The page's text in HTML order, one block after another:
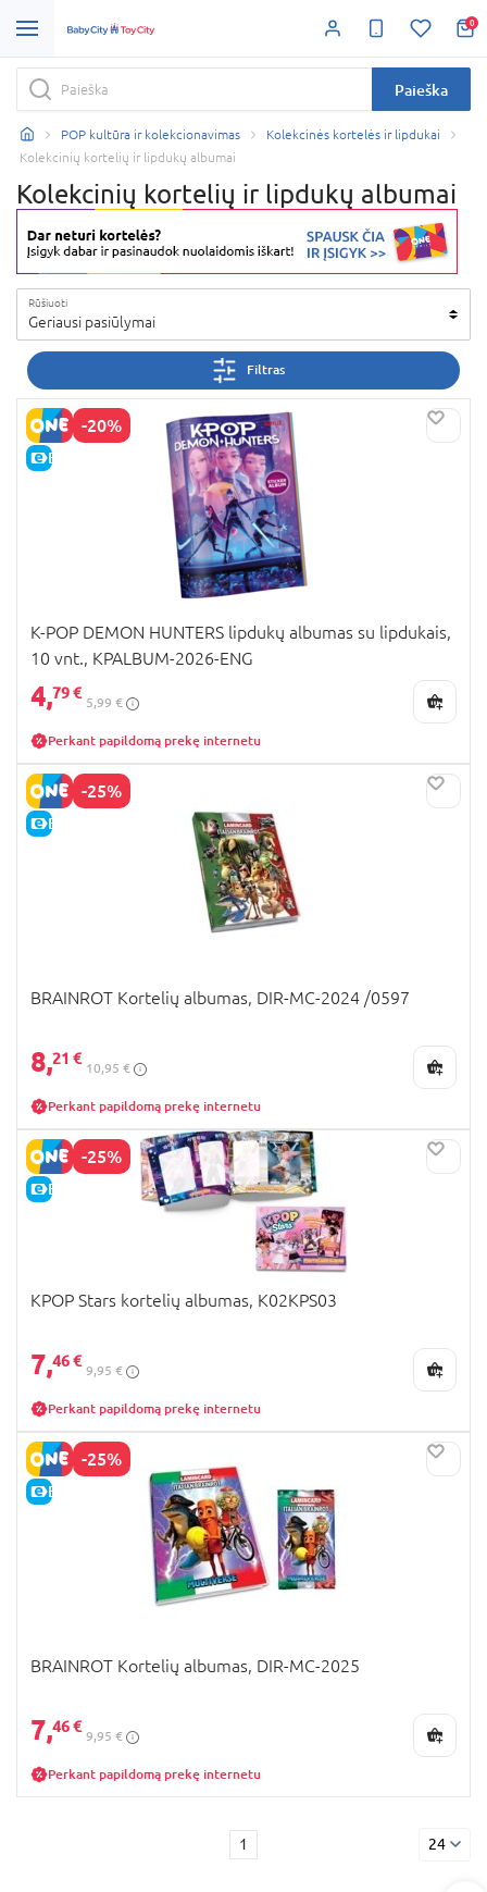
0
Paieška
POP kultūra ir kolekcionavimas
Kolekcinės kortelės ir lipdukai
Kolekcinių kortelių ir lipdukų albumai
Kolekcinių kortelių ir lipdukų albumai
Rūšiuoti
Geriausi pasiūlymai
Filtras
-20%
E-KAINA
K-POP DEMON HUNTERS lipdukų albumas su lipdukais,
10 vnt., KPALBUM-2026-ENG
4,79 €
5,99 €
Perkant papildomą prekę internetu
-25%
E-KAINA
BRAINROT Kortelių albumas, DIR-MC-2024 /0597
8,21 €
10,95 €
Perkant papildomą prekę internetu
-25%
E-KAINA
KPOP Stars kortelių albumas, K02KPS03
7,46 €
9,95 €
Perkant papildomą prekę internetu
-25%
E-KAINA
BRAINROT Kortelių albumas, DIR-MC-2025
7,46 €
9,95 €
Perkant papildomą prekę internetu
1 24